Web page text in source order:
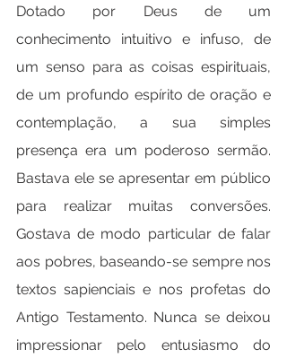
Dotado por Deus de um
conhecimento intuitivo e infuso, de
um senso para as coisas espirituais,
de um profundo espírito de oração e
contemplação, a sua simples
presença era um poderoso sermão.
Bastava ele se apresentar em público
para realizar muitas conversões.
Gostava de modo particular de falar
aos pobres, baseando-se sempre nos
textos sapienciais e nos profetas do
Antigo Testamento. Nunca se deixou
impressionar pelo entusiasmo do